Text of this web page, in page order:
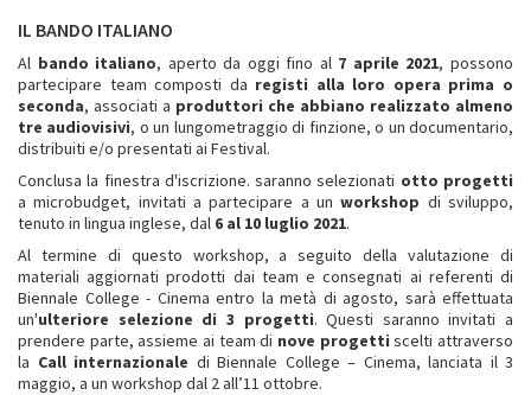
IL BANDO ITALIANO
Al bando italiano, aperto da oggi fino al7 aprile 2021, possono
partecipare team composti da registi alla loro opera prima o
seconda, associati a produttori che abbiano realizzato almeno
tre audiovisivi, o un lungometraggio di finzione, o un documentario,
distribuiti e/o presentati ai Festival.
Conclusa la finestra d'iscrizione. saranno selezionati otto progetti
a microbudget, invitati a partecipare a unworkshop di sviluppo,
tenuto in lingua inglese, dal 6 al 10 luglio 2021.
Al termine di questo workshop, a seguito della valutazione di
materiali aggiornati prodotti dai team e consegnati ai referenti di
Biennale College - Cinema entro la metà di agosto, sarà effettuata
un'ulteriore selezione di 3 progetti. Questi saranno invitati a
prendere parte, assieme ai team di nove progetti scelti attraverso
la Call internazionale di Biennale College – Cinema, lanciata il 3
maggio, a un workshop dal 2 all’11 ottobre.